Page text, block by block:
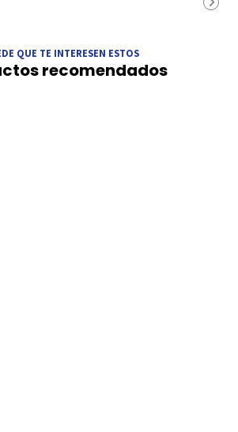
QUE TE INTERESEN ESTOS
recomendados